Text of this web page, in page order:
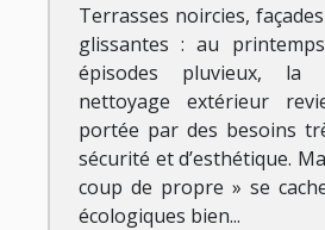
Terrasses noircies,
glissantes : au
épisodes pluvieux, la
nettoyage extérieur
portée par des besoins
sécurité et d’esthétique.
coup de propre » se
écologiques bien...